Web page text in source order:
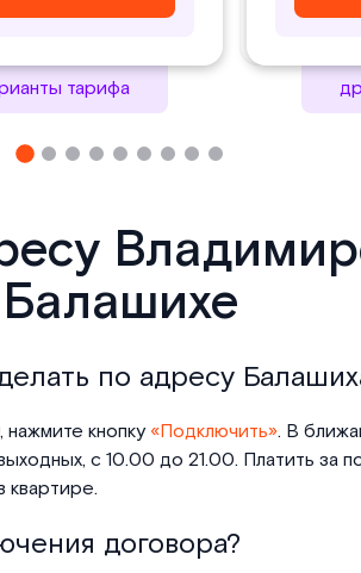
тарифа
Балашихе
по адресу
нажмите кнопку«Подключить». В
с 10.00 до 21.00. Платить за
квартире.
договора?